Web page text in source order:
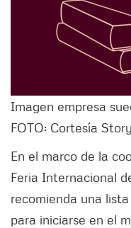
Imagen empresa
FOTO: Cortesía
En el marco de la
Feria Internacional
recomienda una
para iniciarse en el